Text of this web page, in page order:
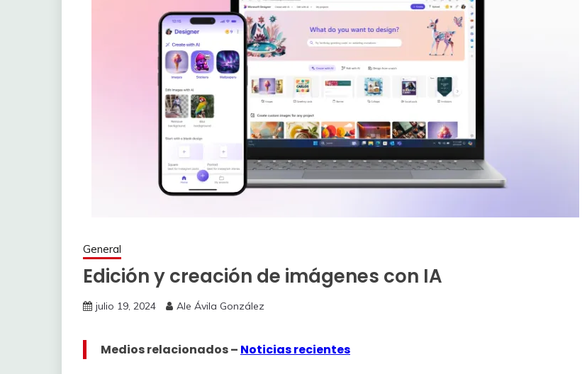
General
Edición y creación de imágenes con IA
julio 19, 2024 Ale Ávila González
Medios relacionados – Noticias recientes